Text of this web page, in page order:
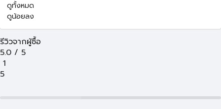
ดูทั้งหมด
ดูน้อยลง
รีวิวจากผู้ซื้อ
5.0 / 5
1
5